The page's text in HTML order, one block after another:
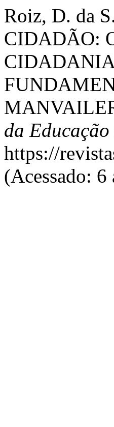
Roiz, D. da
CIDADÃO:
da
https://
(Acessado: 6